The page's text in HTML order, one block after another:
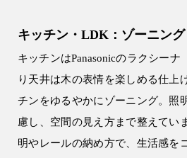
キッチン・LDK：ゾーニン
キッチンはPanasonicのラクシー
り天井は木の表情を楽しめる仕上
チンをゆるやかにゾーニング。照
慮し、空間の見え方まで整えてい
明やレールの納め方で、生活感を